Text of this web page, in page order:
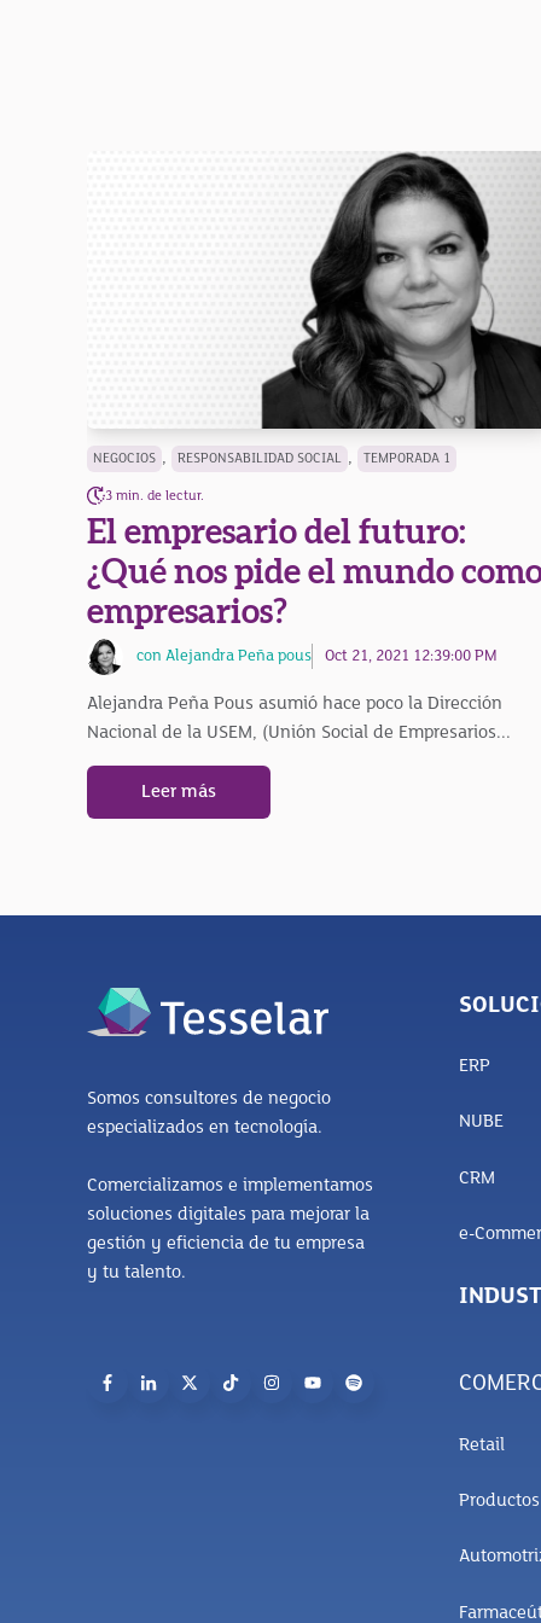
NEGOCIOS , RESPONSABILIDAD SOCIAL , TEMPORADA 1
3 min. de lectur.
El empresario del futuro:
¿Qué nos pide el mundo
empresarios?
con Alejandra Peña pous Oct 21, 2021 12:39:00 PM
Alejandra Peña Pous asumió hace poco la Dirección
Nacional de la USEM, (Unión Social de Empresarios...
Leer más
Somos consultores de negocio
especializados en tecnología.
Comercializamos e implementamos
soluciones digitales para mejorar la
gestión y eficiencia de tu empresa
y tu talento.
ERP
NUBE
CRM
e-
Retail